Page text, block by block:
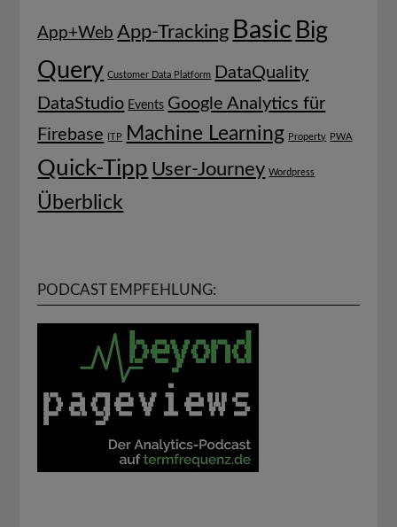
App+Web App-Tracking Basic Big
Query Customer Data Platform
DataQuality
DataStudio Events Google Analytics für
Firebase
ITP Machine Learning Property PWA
Quick-Tipp User-Journey Wordpress
Überblick
PODCAST EMPFEHLUNG: